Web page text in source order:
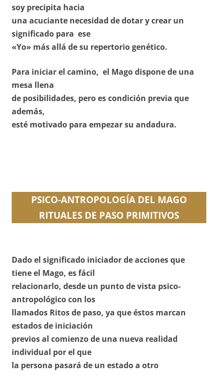
soy precipita hacia
una acuciante necesidad de dotar y crear un
significado para ese
«Yo» más allá de su repertorio genético.
Para iniciar el camino, el Mago dispone de una
mesa llena
de posibilidades, pero es condición previa que
además,
esté motivado para empezar su andadura.
PSICO-ANTROPOLOGÍA DEL MAGO
RITUALES DE PASO PRIMITIVOS
Dado el significado iniciador de acciones que
tiene el Mago, es fácil
relacionarlo, desde un punto de vista psico-
antropológico con los
llamados Ritos de paso, ya que éstos marcan
estados de iniciación
previos al comienzo de una nueva realidad
individual por el que
la persona pasará de un estado a otro